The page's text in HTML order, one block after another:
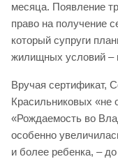
месяца. Появление
право на получение
который супруги
жилищных условий –
Вручая сертификат,
Красильниковых «не
«Рождаемость во
особенно
и более ребенка, –